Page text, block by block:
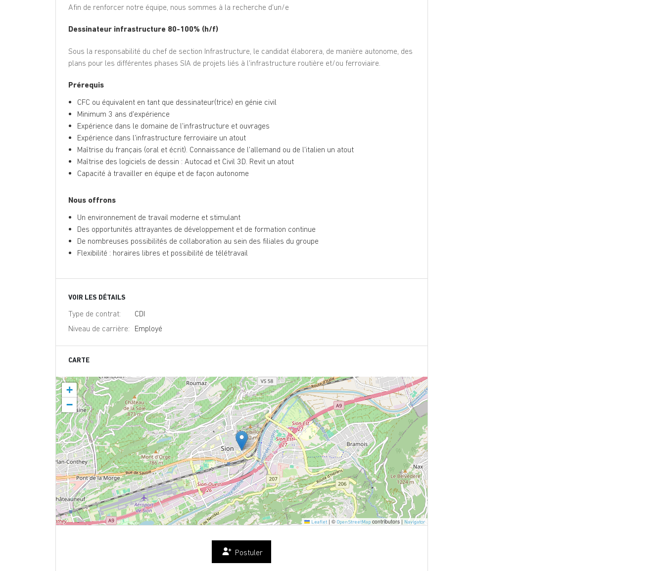
Afin de renforcer notre équipe, nous sommes à la recherche d'un/e
Dessinateur infrastructure 80-100% (h/f)
Sous la responsabilité du chef de section Infrastructure, le candidat élaborera, de manière autonome, des
plans pour les différentes phases SIA de projets liés à l'infrastructure routière et/ou ferroviaire.
Prérequis
CFC ou équivalent en tant que dessinateur(trice) en génie civil
Minimum 3 ans d'expérience
Expérience dans le domaine de l'infrastructure et ouvrages
Expérience dans l'infrastructure ferroviaire un atout
Maîtrise du français (oral et écrit). Connaissance de l'allemand ou de l'italien un atout
Maîtrise des logiciels de dessin : Autocad et Civil 3D. Revit un atout
Capacité à travailler en équipe et de façon autonome
Nous offrons
Un environnement de travail moderne et stimulant
Des opportunités attrayantes de développement et de formation continue
De nombreuses possibilités de collaboration au sein des filiales du groupe
Flexibilité : horaires libres et possibilité de télétravail
VOIR LES DÉTAILS
Type de contrat:
CDI
Niveau de carrière:
Employé
CARTE
+
−
Leaflet | © OpenStreetMapcontributors | Navigator
Postuler